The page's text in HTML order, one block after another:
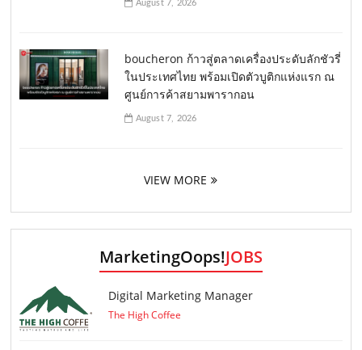
August 7, 2026
boucheron ก้าวสู่ตลาดเครื่องประดับลักชัวรี่
ในประเทศไทย พร้อมเปิดตัวบูติกแห่งแรก ณ
ศูนย์การค้าสยามพารากอน
August 7, 2026
VIEW MORE
MarketingOops!JOBS
Digital Marketing Manager
The High Coffee